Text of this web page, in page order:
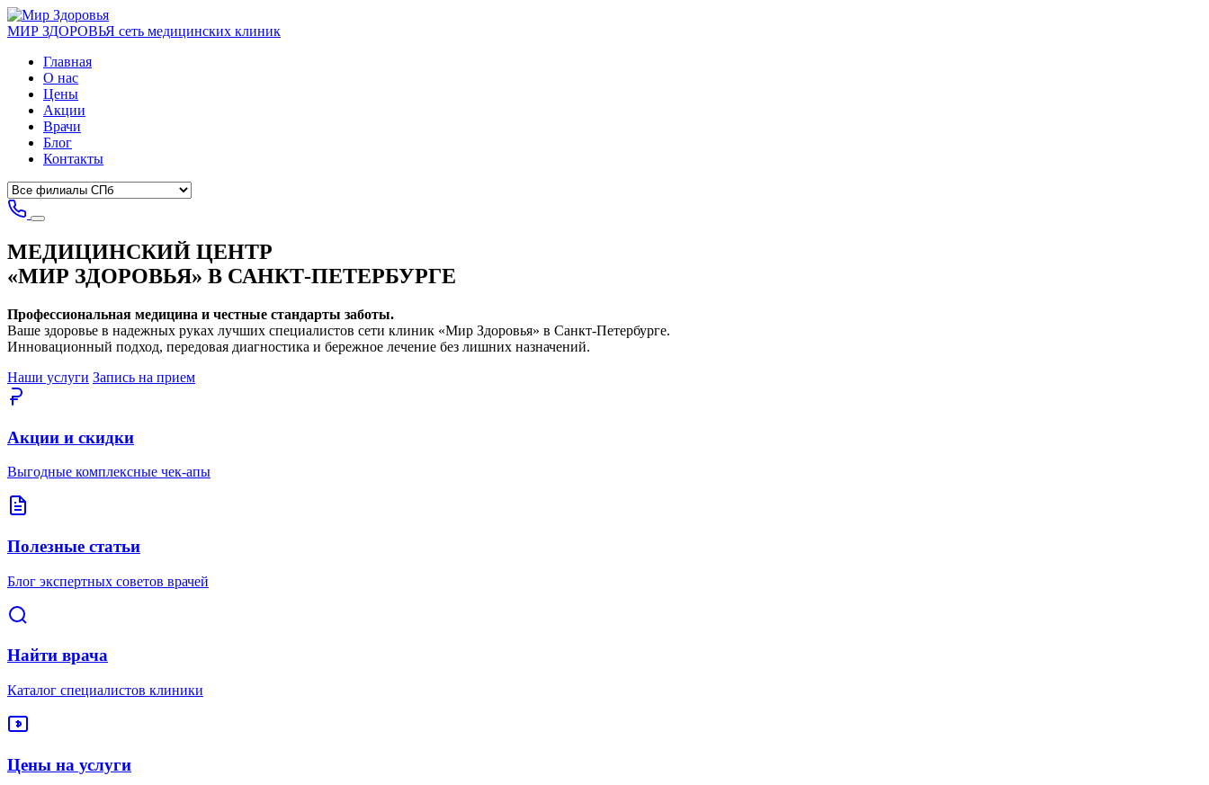
МИР ЗДОРОВЬЯ сеть медицинских клиник
Главная
О нас
Цены
Акции
Врачи
Блог
Контакты
МЕДИЦИНСКИЙ ЦЕНТР
«МИР ЗДОРОВЬЯ» В САНКТ-ПЕТЕРБУРГЕ
Профессиональная медицина и честные стандарты заботы.
Ваше здоровье в надежных руках лучших специалистов сети клиник «Мир Здоровья» в Санкт-Петербурге.
Инновационный подход, передовая диагностика и бережное лечение без лишних назначений.
Наши услуги Запись на прием
Акции и скидки
Выгодные комплексные чек-апы
Полезные статьи
Блог экспертных советов врачей
Найти врача
Каталог специалистов клиники
Цены на услуги